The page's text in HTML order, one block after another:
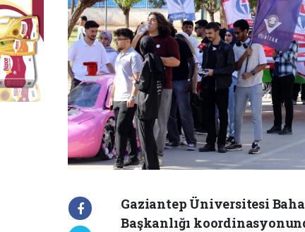
Gaziantep Üniversitesi
Başkanlığı